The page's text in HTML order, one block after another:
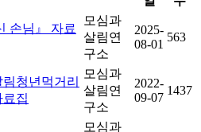
손님』 자료
모심과
살림연
구소
2025-
08-01
563
청년먹거리
집
모심과
살림연
구소
2022-
09-07
1437
모심과